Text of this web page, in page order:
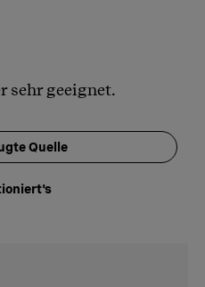
sehr geeignet.
Quelle